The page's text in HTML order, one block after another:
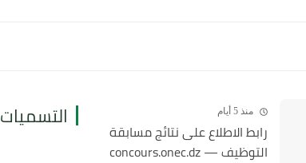
منذ 5 أيام
رابط الاطلاع على نتائج مسابقة
التوظيف — concours.onec.dz
التسميات